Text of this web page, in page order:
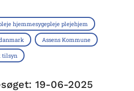
hjemmesygepleje plejehjem
Assens Kommune
tilsyn
19-06-2025